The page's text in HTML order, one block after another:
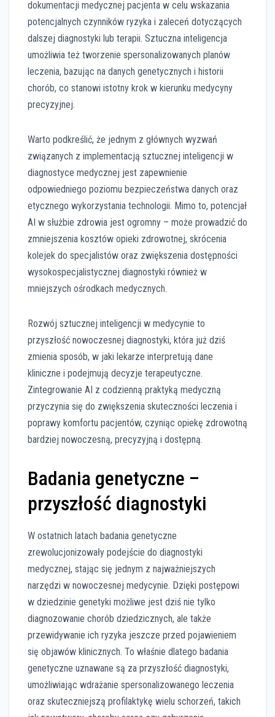
dokumentacji medycznej pacjenta w celu wskazania
potencjalnych czynników ryzyka i zaleceń dotyczących
dalszej diagnostyki lub terapii. Sztuczna inteligencja
umożliwia też tworzenie spersonalizowanych planów
leczenia, bazując na danych genetycznych i historii
chorób, co stanowi istotny krok w kierunku medycyny
precyzyjnej.
Warto podkreślić, że jednym z głównych wyzwań
związanych z implementacją sztucznej inteligencji w
diagnostyce medycznej jest zapewnienie
odpowiedniego poziomu bezpieczeństwa danych oraz
etycznego wykorzystania technologii. Mimo to, potencjał
AI w służbie zdrowia jest ogromny – może prowadzić do
zmniejszenia kosztów opieki zdrowotnej, skrócenia
kolejek do specjalistów oraz zwiększenia dostępności
wysokospecjalistycznej diagnostyki również w
mniejszych ośrodkach medycznych.
Rozwój sztucznej inteligencji w medycynie to
przyszłość nowoczesnej diagnostyki, która już dziś
zmienia sposób, w jaki lekarze interpretują dane
kliniczne i podejmują decyzje terapeutyczne.
Zintegrowanie AI z codzienną praktyką medyczną
przyczynia się do zwiększenia skuteczności leczenia i
poprawy komfortu pacjentów, czyniąc opiekę zdrowotną
bardziej nowoczesną, precyzyjną i dostępną.
Badania genetyczne –
przyszłość diagnostyki
W ostatnich latach badania genetyczne
zrewolucjonizowały podejście do diagnostyki
medycznej, stając się jednym z najważniejszych
narzędzi w nowoczesnej medycynie. Dzięki postępowi
w dziedzinie genetyki możliwe jest dziś nie tylko
diagnozowanie chorób dziedzicznych, ale także
przewidywanie ich ryzyka jeszcze przed pojawieniem
się objawów klinicznych. To właśnie dlatego badania
genetyczne uznawane są za przyszłość diagnostyki,
umożliwiając wdrażanie spersonalizowanego leczenia
oraz skuteczniejszą profilaktykę wielu schorzeń, takich